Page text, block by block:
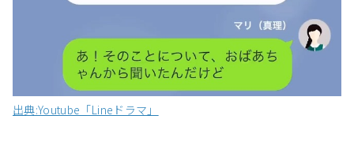
出典:Youtube「Lineドラマ」